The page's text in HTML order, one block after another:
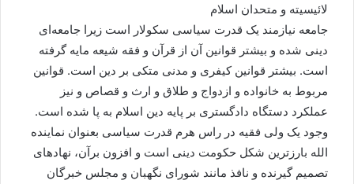
لائیسیته و متحدان اسلام
جامعه نیازمند یک قدرت سیاسی سکولار است زیرا جامعه‌ای
دینی شده و بیشتر قوانین آن از قرآن و فقه شیعه مایه گرفته
است. بیشتر قوانین کیفری و مدنی متکی بر دین است. قوانین
مربوط به خانواده و ازدواج و طلاق و ارث و قصاص و نیز
عملکرد دستگاه دادگستری بر پایه دین اسلام به پا شده است.
وجود یک ولی فقیه در راس هرم قدرت سیاسی بعنوان نماینده
الله بارزترین شکل حکومت دینی است و افزون برآن، نهادهای
تصمیم گیرنده و نافذ مانند شورای نگهبان و مجلس خبرگان